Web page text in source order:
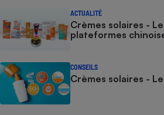
ACTUALITÉ
Crèmes solaires -
plateformes
CONSEILS
Crèmes solaires -